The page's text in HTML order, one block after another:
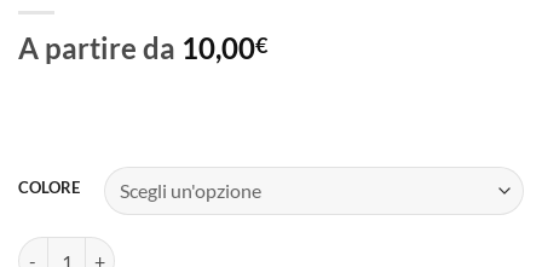
A partire da 10,00€
COLORE
JATSUI COMETA NATURAL quantità